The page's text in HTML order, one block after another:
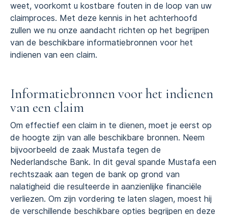
weet, voorkomt u kostbare fouten in de loop van uw
claimproces. Met deze kennis in het achterhoofd
zullen we nu onze aandacht richten op het begrijpen
van de beschikbare informatiebronnen voor het
indienen van een claim.
Informatiebronnen voor het indienen
van een claim
Om effectief een claim in te dienen, moet je eerst op
de hoogte zijn van alle beschikbare bronnen. Neem
bijvoorbeeld de zaak Mustafa tegen de
Nederlandsche Bank. In dit geval spande Mustafa een
rechtszaak aan tegen de bank op grond van
nalatigheid die resulteerde in aanzienlijke financiële
verliezen. Om zijn vordering te laten slagen, moest hij
de verschillende beschikbare opties begrijpen en deze